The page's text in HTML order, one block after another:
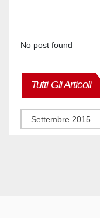
No post found
Tutti Gli Articoli
Tutti
articoli